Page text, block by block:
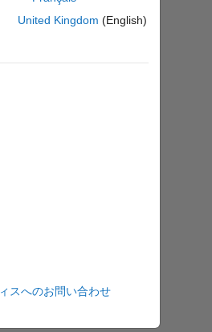
タイムライン
United Kingdom (English)
スへのお問い合わせ